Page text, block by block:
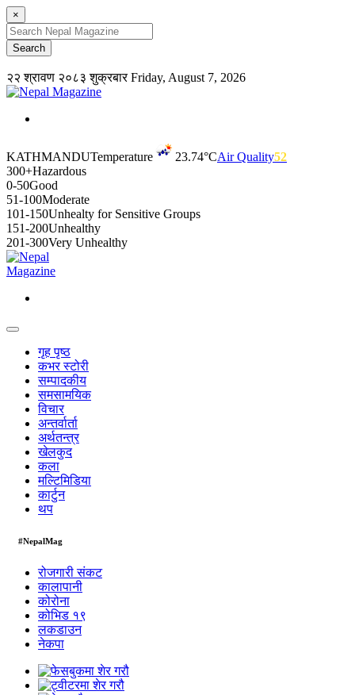
×
२२ श्रावण २०८३ शुक्रबारFriday, August 7, 2026
KATHMANDUTemperature 23.74°CAir Quality52
300+Hazardous
0-50Good
51-100Moderate
101-150Unhealty for Sensitive Groups
151-200Unhealthy
201-300Very Unhealthy
गृह पृष्ठ
कभर स्टोरी
सम्पादकीय
समसामयिक
विचार
अन्तर्वार्ता
अर्थतन्त्र
खेलकुद
कला
मल्टिमिडिया
कार्टुन
थप
#NepalMag
रोजगारी संकट
कालापानी
कोरोना
कोभिड १९
लकडाउन
नेकपा